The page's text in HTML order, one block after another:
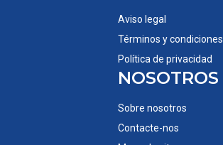
Aviso legal
Términos y condiciones
Política de privacidad
NOSOTROS
Sobre nosotros
Contacte-nos